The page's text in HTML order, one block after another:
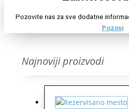
Pozovite nas za sve dodatne
Pozovi
Najnoviji proizvodi